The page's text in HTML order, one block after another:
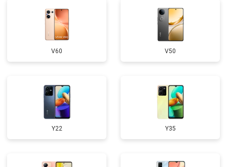
V60 V50
Y22 Y35